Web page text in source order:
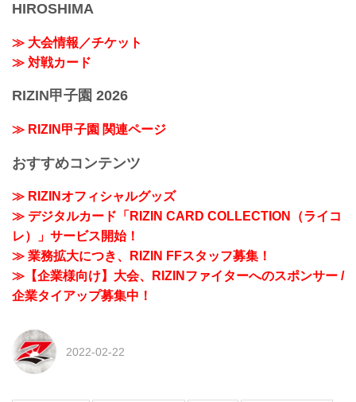
HIROSHIMA
≫ 大会情報／チケット
≫ 対戦カード
RIZIN甲子園 2026
≫ RIZIN甲子園 関連ページ
おすすめコンテンツ
≫ RIZINオフィシャルグッズ
≫ デジタルカード「RIZIN CARD COLLECTION（ライコ
レ）」サービス開始！
≫ 業務拡大につき、RIZIN FFスタッフ募集！
≫【企業様向け】大会、RIZINファイターへのスポンサー /
企業タイアップ募集中！
2022-02-22